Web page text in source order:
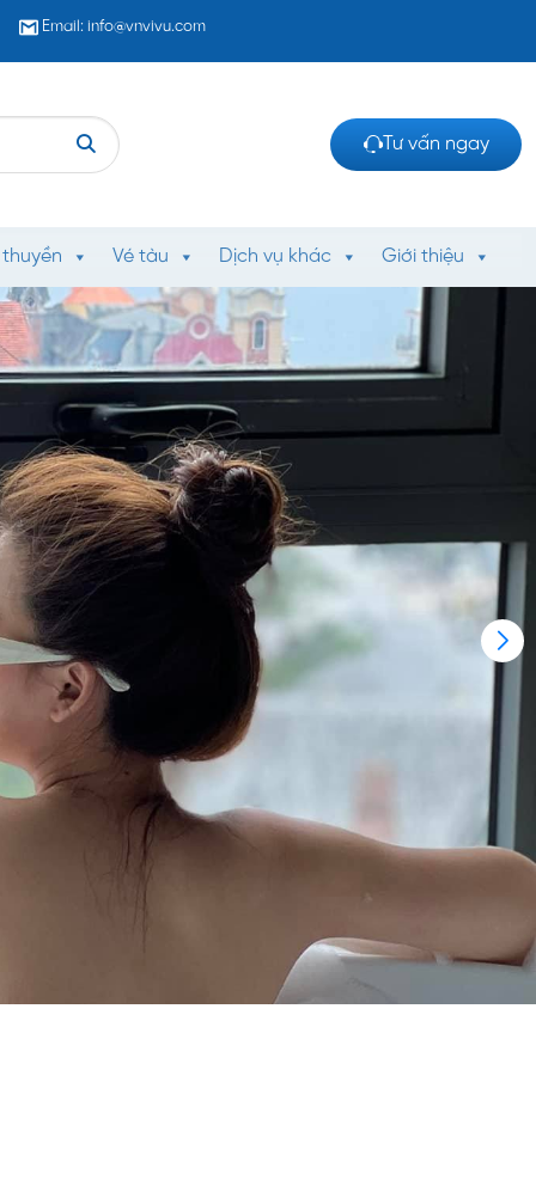
Email: info@vnvivu.com
Tư vấn ngay
Vé tàu Dịch vụ khác Giới thiệu